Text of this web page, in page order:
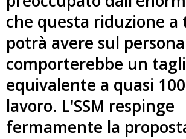
che questa riduzione a
potrà avere sul
comporterebbe un
equivalente a quasi
lavoro. L'SSM respinge
fermamente la